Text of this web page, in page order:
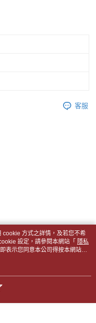
客服
cookie 方式之詳情，及若您不希
設定，請參閱本網站「 隱私
表示您同意本公司得按本網站使